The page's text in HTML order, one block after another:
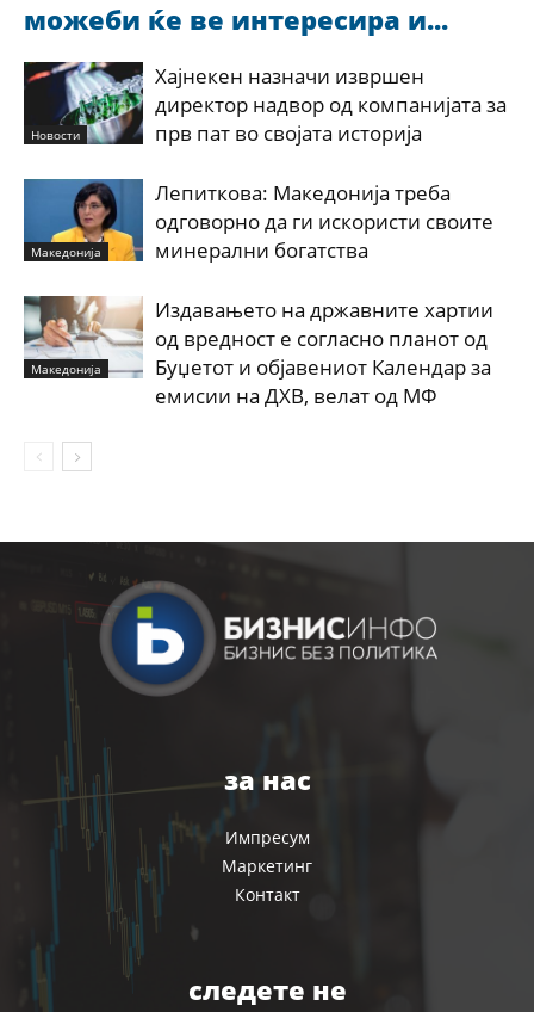
можеби ќе ве интересира и...
Новости
Хајнекен назначи извршен
директор надвор од компанијата за
прв пат во својата историја
Македонија
Лепиткова: Македонија треба
одговорно да ги искористи своите
минерални богатства
Македонија
Издавањето на државните хартии
од вредност е согласно планот од
Буџетот и објавениот Календар за
емисии на ДХВ, велат од МФ
за нас
Импресум
Маркетинг
Контакт
следете не